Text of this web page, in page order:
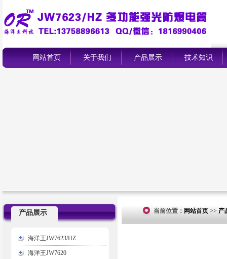
网站首页 关于我们 产品展示 技术知识
产品展示
海洋王JW7623/HZ
海洋王JW7620
当前位置： 网站首页 >> 产